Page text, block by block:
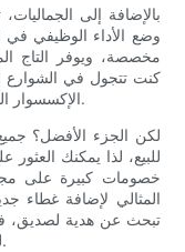
بالإضافة إلى
وضع الأداء الوظيفي في
مخصصة، ويوفر التاج
كنت تتجول في الشوارع
الإكسسوار المثالي للحفاظ على مظهرك وشعورك بالروعة.
لكن الجزء الأفضل؟
للبيع، لذا يمكنك
خصومات كبيرة على
المثالي لإضافة غطاء
تبحث عن هدية لصديق،
للبيع تجعل من السهل العثور على صفقة رائعة.